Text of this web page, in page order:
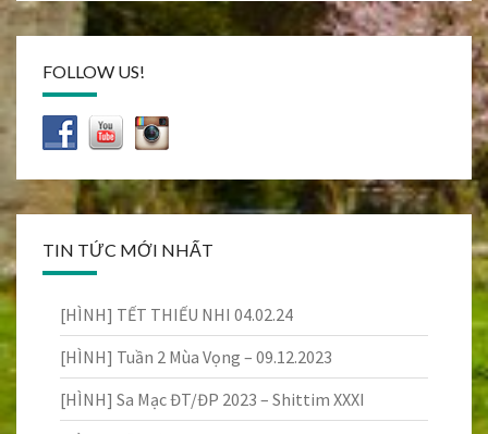
FOLLOW US!
TIN TỨC MỚI NHẤT
[HÌNH] TẾT THIẾU NHI 04.02.24
[HÌNH] Tuần 2 Mùa Vọng – 09.12.2023
[HÌNH] Sa Mạc ĐT/ĐP 2023 – Shittim XXXI